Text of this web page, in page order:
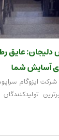
دلیجان:‌ عایق
آسایش شما
ایزوگام